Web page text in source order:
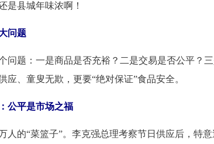
是县城年味浓啊！
问题
问题：一是商品是否充裕？二是交易是否公平？
、童叟无欺，更要“绝对保证”食品安全。
公平是市场之福
人的“菜篮子”。李克强总理考察节日供应后，特